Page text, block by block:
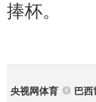
捧杯。
央视网体育 巴